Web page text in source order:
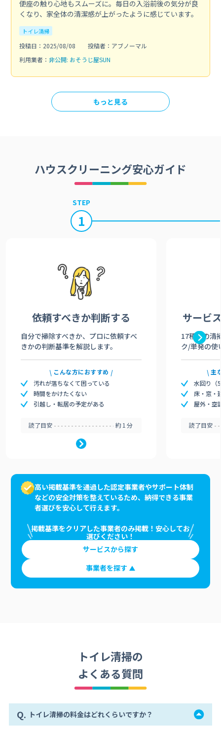
便座の触り心地もスムーズに。毎日の入浴前後の気分が良
くなり、家全体の清潔感が上がったように感じています。
トイレ清掃
投稿日：2025/08/08
投稿者：アブノーマル
利用業者： 非公開: おそうじ屋SUN
もっと見る
ハウスクリーニング安心ガイド
STEP
1
依頼すべきか判断する
自分で掃除すべきか、プロに依頼すべ
きかの判断基準を解説します。
こんな方におすすめ
汚れが落ちなくて困っている
時間をかけたくない
引越し・転居の予定がある
読了目安 約1分
サービ
17種類の清
ク/単発の使
主
水回り（
床・窓・
屋外・空
読了目安
高い掲載基準を通過した認定事業者やサポート体制
などの安全対策を整えているため、納得できる事業
者選びを安心して行えます。
掲載基準をクリアした事業者のみ掲載！安心してお
選びください！
サービスから探す
事業者を探す
トイレ清掃の
よくある質問
Q. トイレ清掃の料金はどれくらいですか？